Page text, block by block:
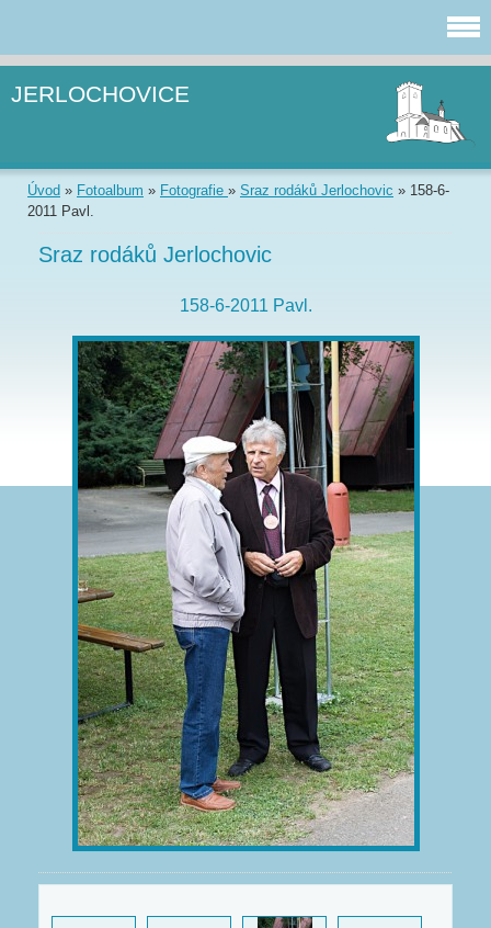
JERLOCHOVICE
Úvod » Fotoalbum » Fotografie » Sraz rodáků Jerlochovic » 158-6-
2011 Pavl.
Sraz rodáků Jerlochovic
158-6-2011 Pavl.